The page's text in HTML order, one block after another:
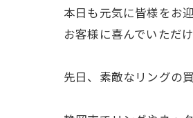
本日も元気に皆様をお
お客様に喜んでいただ
先日、素敵なリングの